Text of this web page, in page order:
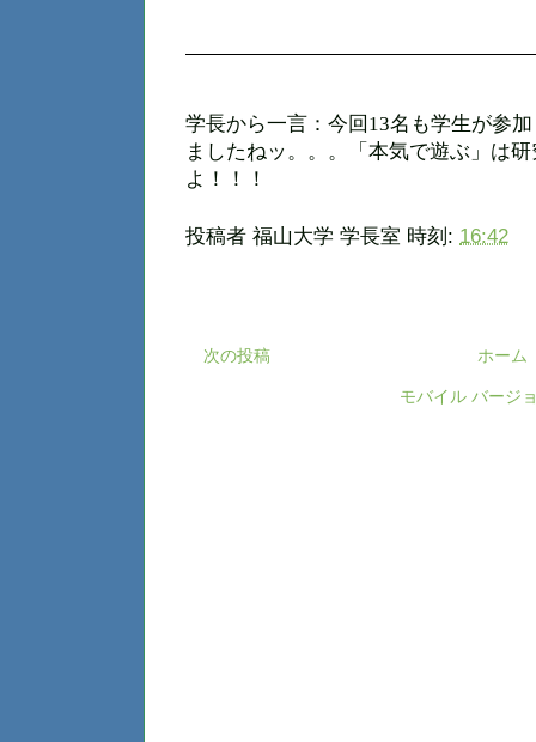
学長から一言：今回13名も学生が参
ましたねッ。。。「本気で遊ぶ」は
よ！！！
投稿者 福山大学 学長室 時刻: 16:42
次の投稿 ホーム
モバイル バージ